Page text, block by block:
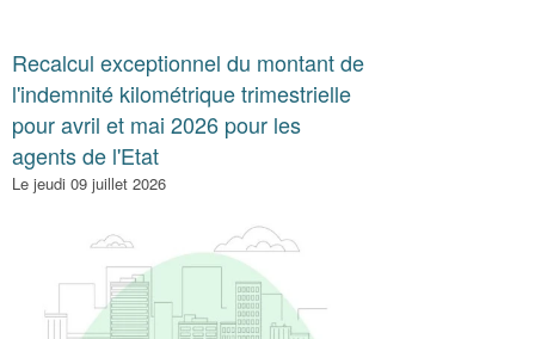
Recalcul exceptionnel du montant de
l'indemnité kilométrique trimestrielle
pour avril et mai 2026 pour les
agents de l'Etat
Le jeudi 09 juillet 2026